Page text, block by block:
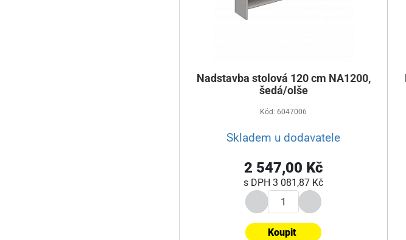
Nadstavba stolová 120 cm NA1200,
šedá/olše
Kód: 6047006
Skladem u dodavatele
2 547,00 Kč
s DPH 3 081,87 Kč
Koupit